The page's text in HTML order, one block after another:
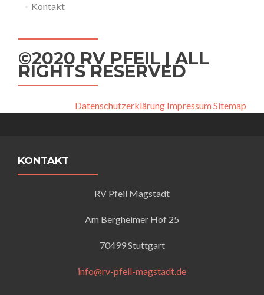
Kontakt
©2020 RV PFEIL | ALL
RIGHTS RESERVED
Datenschutzerklärung ImpressumSitemap
KONTAKT
RV Pfeil Magstadt
Am Bergheimer Hof 25
70499 Stuttgart
info@rv-pfeil-magstadt.de